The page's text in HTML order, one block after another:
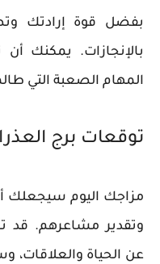
بفضل قوة إرادتك
بالإنجازات. يمكنك
المهام الصعبة التي
توقعات برج
مزاجك اليوم سيجعلك
وتقدير مشاعرهم.
عن الحياة والعلاقات،